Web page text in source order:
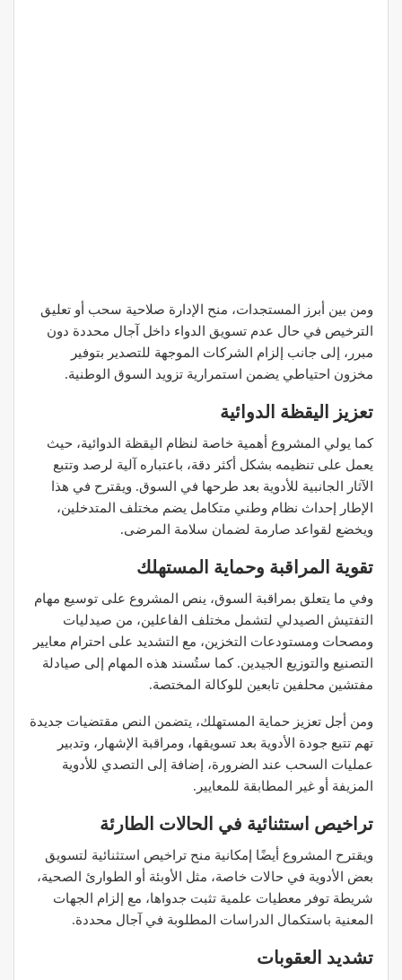
ومن بين أبرز المستجدات، منح الإدارة صلاحية سحب أو تعليق
الترخيص في حال عدم تسويق الدواء داخل آجال محددة دون
مبرر، إلى جانب إلزام الشركات الموجهة للتصدير بتوفير
مخزون احتياطي يضمن استمرارية تزويد السوق الوطنية.
تعزيز اليقظة الدوائية
كما يولي المشروع أهمية خاصة لنظام اليقظة الدوائية، حيث
يعمل على تنظيمه بشكل أكثر دقة، باعتباره آلية لرصد وتتبع
الآثار الجانبية للأدوية بعد طرحها في السوق. ويقترح في هذا
الإطار إحداث نظام وطني متكامل يضم مختلف المتدخلين،
ويخضع لقواعد صارمة لضمان سلامة المرضى.
تقوية المراقبة وحماية المستهلك
وفي ما يتعلق بمراقبة السوق، ينص المشروع على توسيع مهام
التفتيش الصيدلي لتشمل مختلف الفاعلين، من صيدليات
ومصحات ومستودعات التخزين، مع التشديد على احترام معايير
التصنيع والتوزيع الجيدين. كما ستُسند هذه المهام إلى صيادلة
مفتشين محلفين تابعين للوكالة المختصة.
ومن أجل تعزيز حماية المستهلك، يتضمن النص مقتضيات جديدة
تهم تتبع جودة الأدوية بعد تسويقها، ومراقبة الإشهار، وتدبير
عمليات السحب عند الضرورة، إضافة إلى التصدي للأدوية
المزيفة أو غير المطابقة للمعايير.
تراخيص استثنائية في الحالات الطارئة
ويقترح المشروع أيضًا إمكانية منح تراخيص استثنائية لتسويق
بعض الأدوية في حالات خاصة، مثل الأوبئة أو الطوارئ الصحية،
شريطة توفر معطيات علمية تثبت جدواها، مع إلزام الجهات
المعنية باستكمال الدراسات المطلوبة في آجال محددة.
تشديد العقوبات